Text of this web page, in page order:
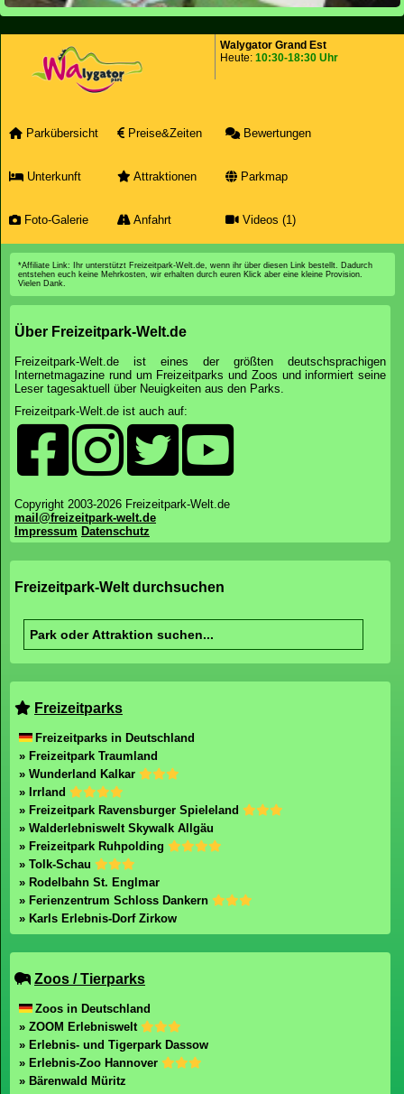
Walygator Grand Est
Heute: 10:30-18:30 Uhr
Parkübersicht Preise&Zeiten Bewertungen
Unterkunft Attraktionen Parkmap
Foto-Galerie Anfahrt Videos (1)
*Affiliate Link: Ihr unterstützt Freizeitpark-Welt.de, wenn ihr über diesen Link bestellt. Dadurch
entstehen euch keine Mehrkosten, wir erhalten durch euren Klick aber eine kleine Provision.
Vielen Dank.
Über Freizeitpark-Welt.de
Freizeitpark-Welt.de ist eines der größten deutschsprachigen
Internetmagazine rund um Freizeitparks und Zoos und informiert seine
Leser tagesaktuell über Neuigkeiten aus den Parks.
Freizeitpark-Welt.de ist auch auf:
Copyright 2003-2026 Freizeitpark-Welt.de
mail@freizeitpark-welt.de
Impressum Datenschutz
Freizeitpark-Welt durchsuchen
Freizeitparks
Freizeitparks in Deutschland
» Freizeitpark Traumland
» Wunderland Kalkar
» Irrland
» Freizeitpark Ravensburger Spieleland
» Walderlebniswelt Skywalk Allgäu
» Freizeitpark Ruhpolding
» Tolk-Schau
» Rodelbahn St. Englmar
» Ferienzentrum Schloss Dankern
» Karls Erlebnis-Dorf Zirkow
Zoos / Tierparks
Zoos in Deutschland
» ZOOM Erlebniswelt
» Erlebnis- und Tigerpark Dassow
» Erlebnis-Zoo Hannover
» Bärenwald Müritz